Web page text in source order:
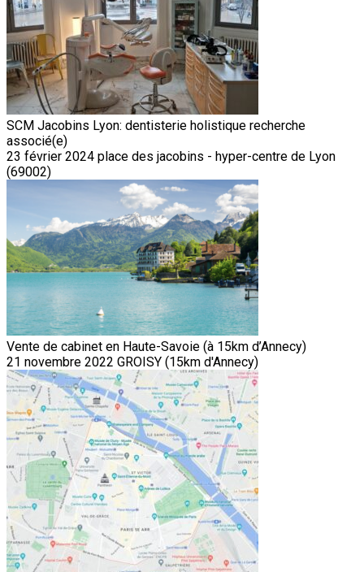
SCM Jacobins Lyon: dentisterie holistique recherche
associé(e)
23 février 2024 place des jacobins - hyper-centre de Lyon
(69002)
Vente de cabinet en Haute-Savoie (à 15km d’Annecy)
21 novembre 2022 GROISY (15km d'Annecy)